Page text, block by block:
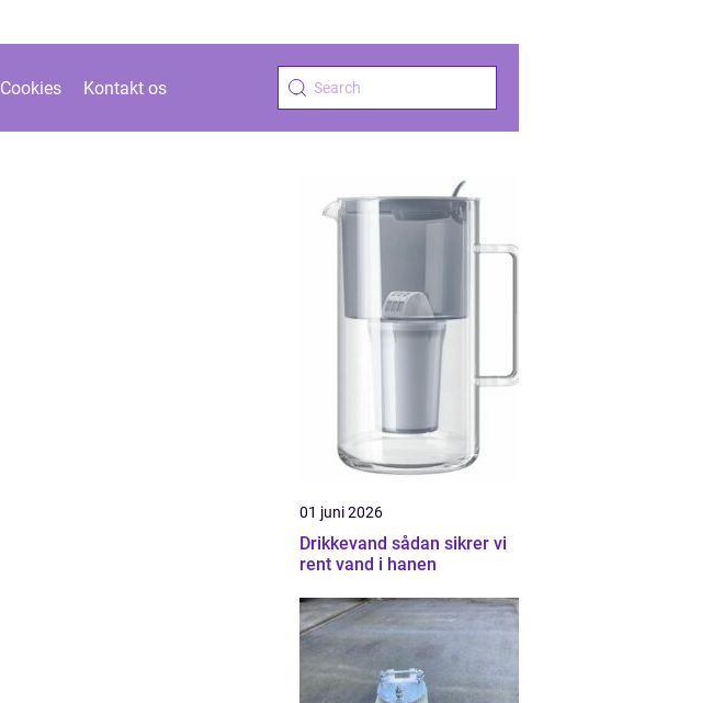
Cookies Kontakt os
01 juni 2026
Drikkevand sådan sikrer vi
rent vand i hanen